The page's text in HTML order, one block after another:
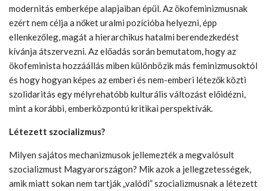
modernitás emberképe alapjaiban épül. Az ökofeminizmusnak
ezért nem célja a nőket uralmi pozícióba helyezni, épp
ellenkezőleg, magát a hierarchikus hatalmi berendezkedést
kívánja átszervezni. Az előadás során bemutatom, hogy az
ökofeminista hozzáállás miben különbözik más feminizmusoktól
és hogy hogyan képes az emberi és nem-emberi létezők közti
szolidaritás egy mélyrehatóbb kulturális változást előidézni,
mint a korábbi, emberközpontú kritikai perspektívák.
Létezett szocializmus?
Milyen sajátos mechanizmusok jellemezték a megvalósult
szocializmust Magyarországon? Mik azok a jellegzetességek,
amik miatt sokan nem tartják „valódi” szocializmusnak a létezett